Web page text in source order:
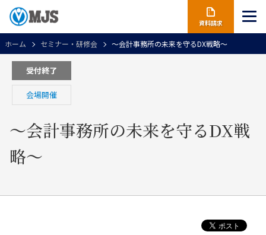
資料請求
ホーム セミナー・研修会 ～会計事務所の未来を守るDX戦略～
受付終了
会場開催
～会計事務所の未来を守るDX戦
略～